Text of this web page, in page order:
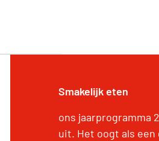
Smakelijk eten
ons jaarprogramma
uit. Het oogt als